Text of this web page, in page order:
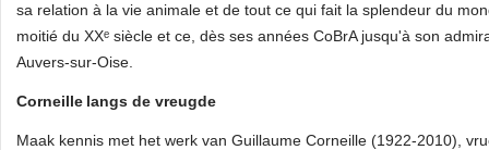
sa relation à la vie animale et de tout ce qui fait la splendeur du
moitié du XXᵉ siècle et ce, dès ses années CoBrA jusqu'à son
Auvers‑sur‑Oise.
Corneille langs de vreugde
Maak kennis met het werk van Guillaume Corneille (1922-2010),